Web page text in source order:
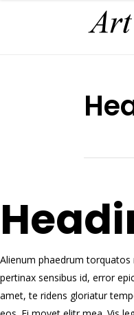
Alienum phaedrum torquatos
pertinax sensibus id, error
amet, te ridens gloriatur